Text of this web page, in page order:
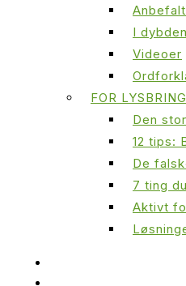
Anbefalt
I dybden
Videoer
FOR
Den
12 tips:
De
7 ting
Aktivt